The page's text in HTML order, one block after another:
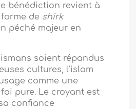
bénédiction revient à
de shirk
péché majeur en
soient répandus
cultures, l’islam
comme une
pure. Le croyant est
confiance